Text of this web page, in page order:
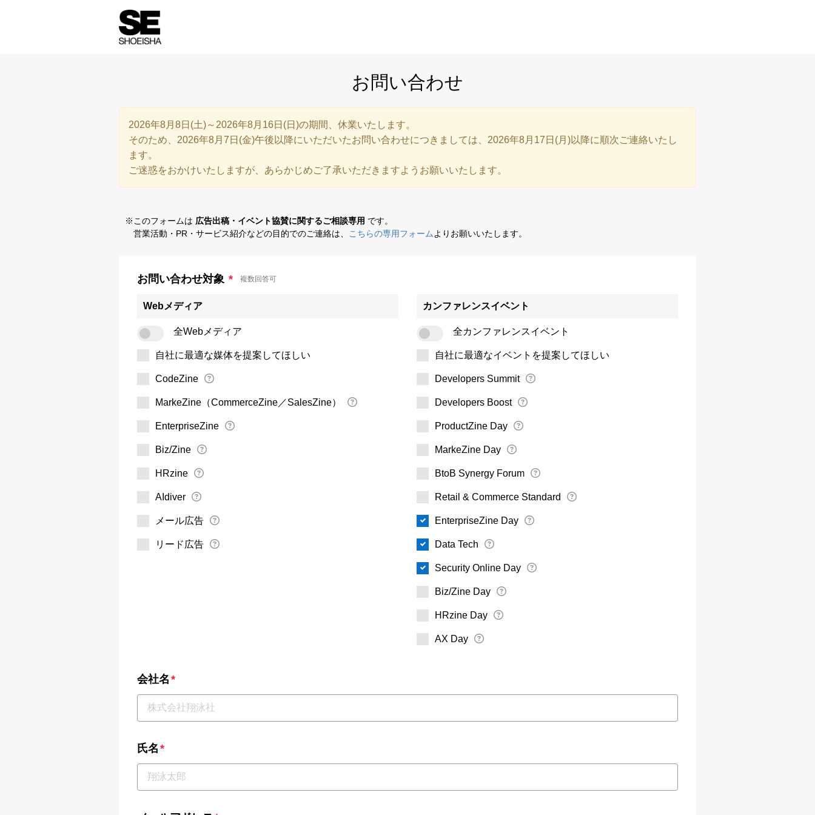
お問い合わせ
2026年8月8日(土)～2026年8月16日(日)の期間、休業いたします。
そのため、2026年8月7日(金)午後以降にいただいたお問い合わせにつきましては、2026年8月17日(月)以降に順次ご連絡いたし
ます。
ご迷惑をおかけいたしますが、あらかじめご了承いただきますようお願いいたします。
※このフォームは 広告出稿・イベント協賛に関するご相談専用 です。
営業活動・PR・サービス紹介などの目的でのご連絡は、
こちらの専用フォーム よりお願いいたします。
お問い合わせ対象 * 複数回答可
Webメディア
全Webメディア
自社に最適な媒体を提案してほしい
CodeZine
MarkeZine（CommerceZine／SalesZine）
EnterpriseZine
Biz/Zine
HRzine
AIdiver
メール広告
リード広告
カンファレンスイベント
全カンファレンスイベント
自社に最適なイベントを提案してほしい
Developers Summit
Developers Boost
ProductZine Day
MarkeZine Day
BtoB Synergy Forum
Retail & Commerce Standard
EnterpriseZine Day
Data Tech
Security Online Day
Biz/Zine Day
HRzine Day
AX Day
会社名 *
氏名 *